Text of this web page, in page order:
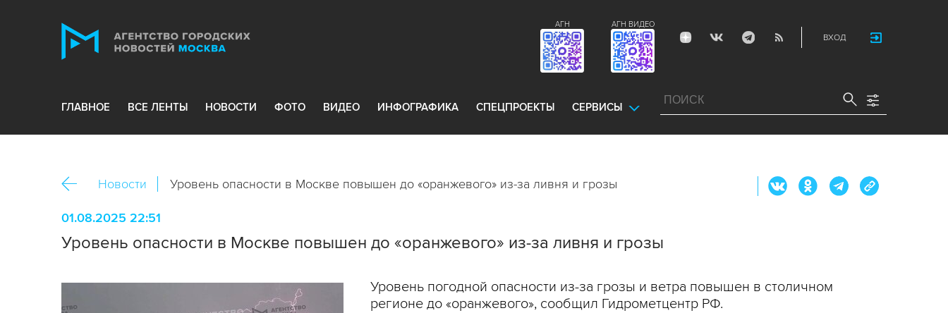
ВХОД
АГН ВИДЕО
АГН
ГЛАВНОЕ ВСЕ ЛЕНТЫ НОВОСТИ ФОТО ВИДЕО ИНФОГРАФИКА СПЕЦПРОЕКТЫ СЕРВИСЫ
Новости Уровень опасности в Москве повышен до «оранжевого» из-за ливня и грозы
01.08.2025 22:51
Уровень опасности в Москве повышен до «оранжевого» из-за ливня и грозы
Уровень погодной опасности из-за грозы и ветра повышен в столичном
регионе до «оранжевого», сообщил Гидрометцентр РФ.